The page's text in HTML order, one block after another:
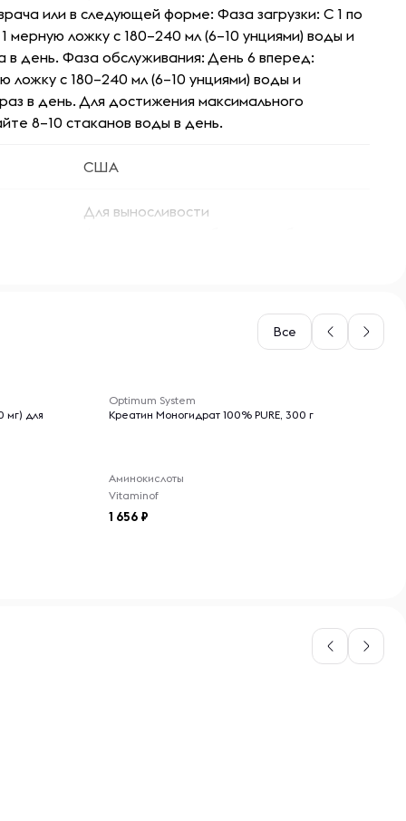
или в следующей форме: Фаза загрузки: С 1 по
мерную ложку с 180–240 мл (6–10 унциями) воды и
в день. Фаза обслуживания: День 6 вперед:
ложку с 180–240 мл (6–10 унциями) воды и
в день. Для достижения максимального
8–10 стаканов воды в день.
США
Для выносливости
Все
мг) для
Optimum System
Креатин Моногидрат 100% PURE, 300 г
Аминокислоты
Vitaminof
1 656